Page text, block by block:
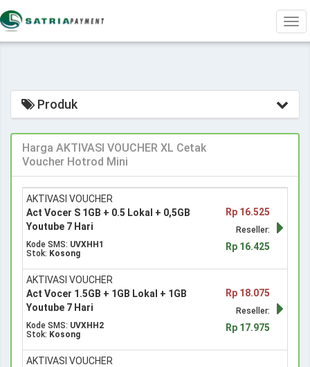
Produk
Harga AKTIVASI VOUCHER XL Cetak
Voucher Hotrod Mini
AKTIVASI VOUCHER
Act Vocer S 1GB + 0.5 Lokal + 0,5GB
Youtube 7 Hari
Kode SMS: UVXHH1
Stok: Kosong
Rp 16.525
Reseller:
Rp 16.425
AKTIVASI VOUCHER
Act Vocer 1.5GB + 1GB Lokal + 1GB
Youtube 7 Hari
Kode SMS: UVXHH2
Stok: Kosong
Rp 18.075
Reseller:
Rp 17.975
AKTIVASI VOUCHER